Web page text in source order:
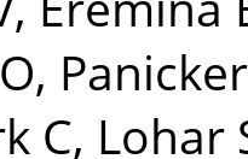
C, Lohar